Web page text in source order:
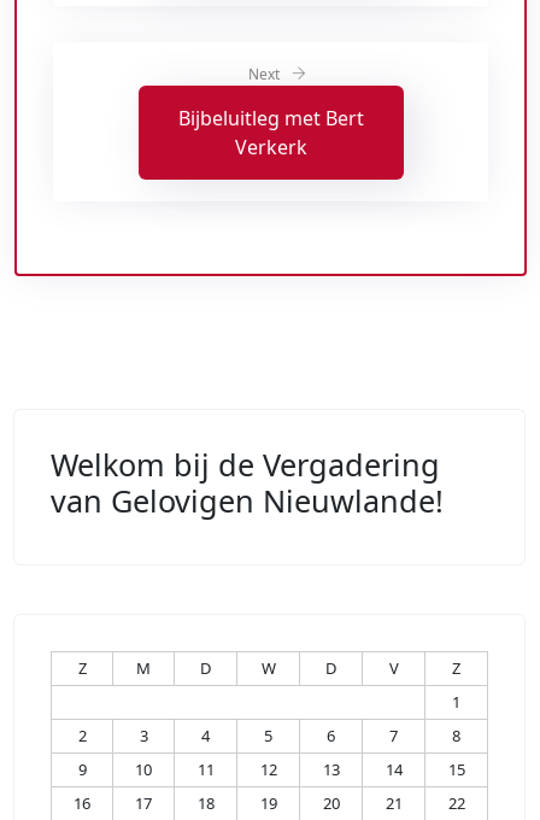
Next
Bijbeluitleg met Bert
Verkerk
Welkom bij de Vergadering
van Gelovigen Nieuwlande!
Z M D W D V
Z
1
2
3 4 5 6 7
8
9
10 11 12 13 14
15
16
17 18 19 20 21
22